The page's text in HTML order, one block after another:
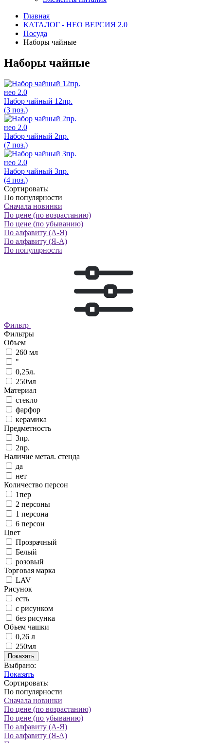
Главная
КАТАЛОГ - НЕО ВЕРСИЯ 2.0
Посуда
Наборы чайные
Наборы чайные
нео 2.0
Набор чайный 12пр.
(3 поз.)
нео 2.0
Набор чайный 2пр.
(7 поз.)
нео 2.0
Набор чайный 3пр.
(4 поз.)
Сортировать:
По популярности
Сначала новинки
По цене (по возрастанию)
По цене (по убыванию)
По алфавиту (А-Я)
По алфавиту (Я-А)
По популярности
Фильтр
Фильтры
Объем
260 мл
"
0,25л.
250мл
Материал
стекло
фарфор
керамика
Предметность
3пр.
2пр.
Наличие метал. стенда
да
нет
Количество персон
1пер
2 персоны
1 персона
6 персон
Цвет
Прозрачный
Белый
розовый
Торговая марка
LAV
Рисунок
есть
с рисунком
без рисунка
Объем чашки
0,26 л
250мл
Показать
Выбрано:
Показать
Сортировать:
По популярности
Сначала новинки
По цене (по возрастанию)
По цене (по убыванию)
По алфавиту (А-Я)
По алфавиту (Я-А)